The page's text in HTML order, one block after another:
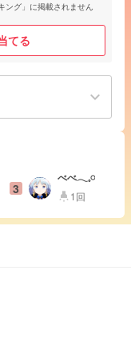
ング」に掲載されません
てる
keyboard_arrow_down
3
べべ𓂃𓈒𓏸
highlight 1回